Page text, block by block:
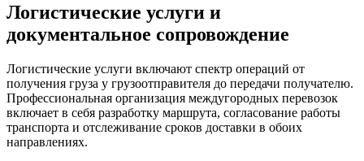
Логистические услуги и
документальное сопровождение
Логистические услуги включают спектр операций от
получения груза у грузоотправителя до передачи получателю.
Профессиональная организация междугородных перевозок
включает в себя разработку маршрута, согласование работы
транспорта и отслеживание сроков доставки в обоих
направлениях.